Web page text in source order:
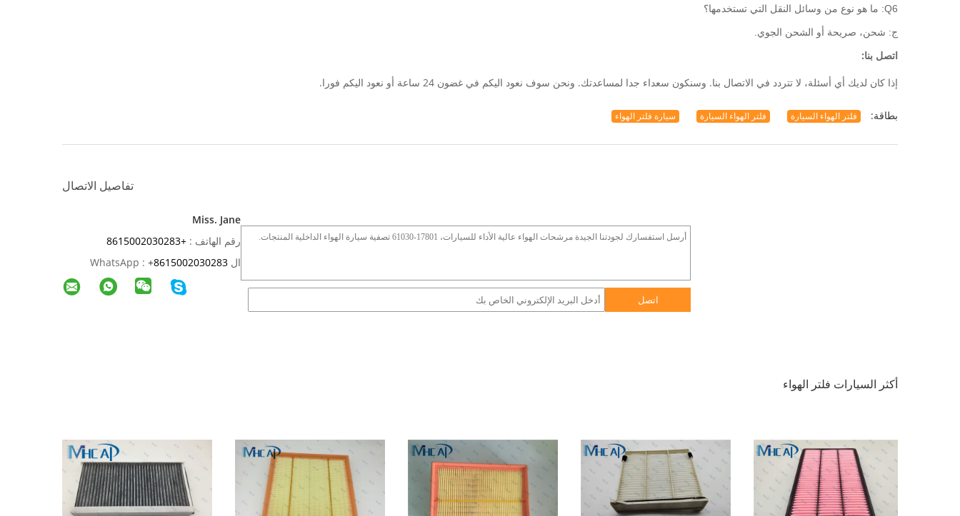
Q6: ما هو نوع من وسائل النقل التي تستخدمها؟
ج: شحن، صريحة أو الشحن الجوي.
اتصل بنا:
إذا كان لديك أي أسئلة، لا تتردد في الاتصال بنا. وسنكون سعداء جدا لمساعدتك. ونحن سوف نعود اليكم في غضون 24 ساعة أو نعود اليكم فورا.
بطاقة: فلتر الهواء السيارة فلتر الهواء السيارة سيارة فلتر الهواء
تفاصيل الاتصال
Miss. Jane
رقم الهاتف : +8615002030283
ال WhatsApp :
+8615002030283
اتصل
أكثر السيارات فلتر الهواء